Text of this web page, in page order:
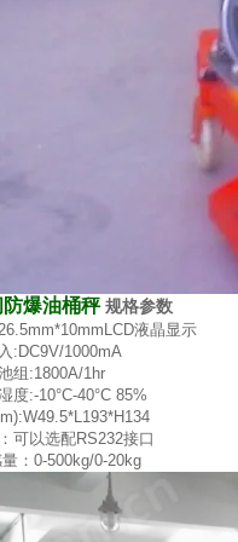
爆油桶秤 规格参数
液晶显示
:DC9V/1000mA
组 :1800A/1hr
度:-10°C-40°C 85%
可以选配RS232接口
： 0-500kg/0-20kg